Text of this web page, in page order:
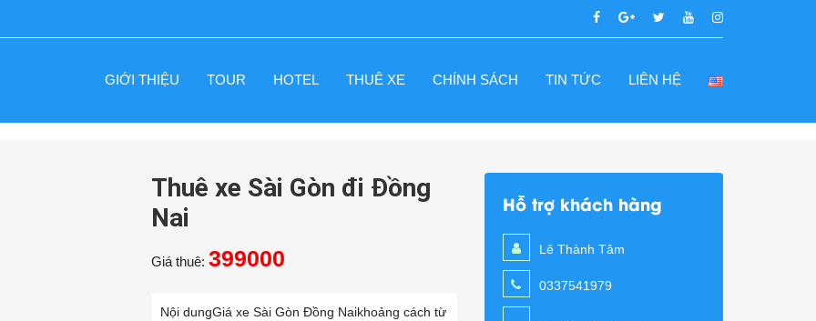
GIỚI THIỆU TOUR HOTEL THUÊ XE CHÍNH SÁCH TIN TỨC LIÊN HỆ
Thuê xe Sài Gòn đi Đồng
Nai
Giá thuê: 399000
Nội dungGiá xe Sài Gòn Đồng Naikhoảng cách từ
Hỗ trợ khách hàng
Lê Thành Tâm
0337541979